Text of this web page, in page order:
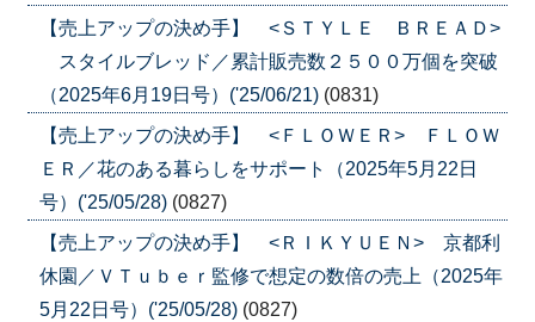
【売上アップの決め手】 <ＳＴＹＬＥ ＢＲＥＡＤ>
スタイルブレッド／累計販売数２５００万個を突破
（2025年6月19日号）('25/06/21) (0831)
【売上アップの決め手】 <ＦＬＯＷＥＲ> ＦＬＯＷ
ＥＲ／花のある暮らしをサポート（2025年5月22日
号）('25/05/28) (0827)
【売上アップの決め手】 <ＲＩＫＹＵＥＮ> 京都利
休園／ＶＴｕｂｅｒ監修で想定の数倍の売上（2025年
5月22日号）('25/05/28) (0827)